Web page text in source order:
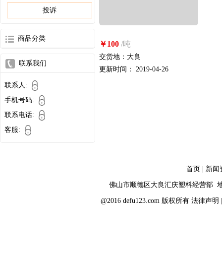
投诉
商品分类
联系我们
联系人:
手机号码:
联系电话:
客服:
￥100 /吨
交货地：大良
更新时间： 2019-04-26
首页 新闻
佛山市顺德区大良汇庆塑料经营部
@2016 defu123.com 版权所有 法律声明